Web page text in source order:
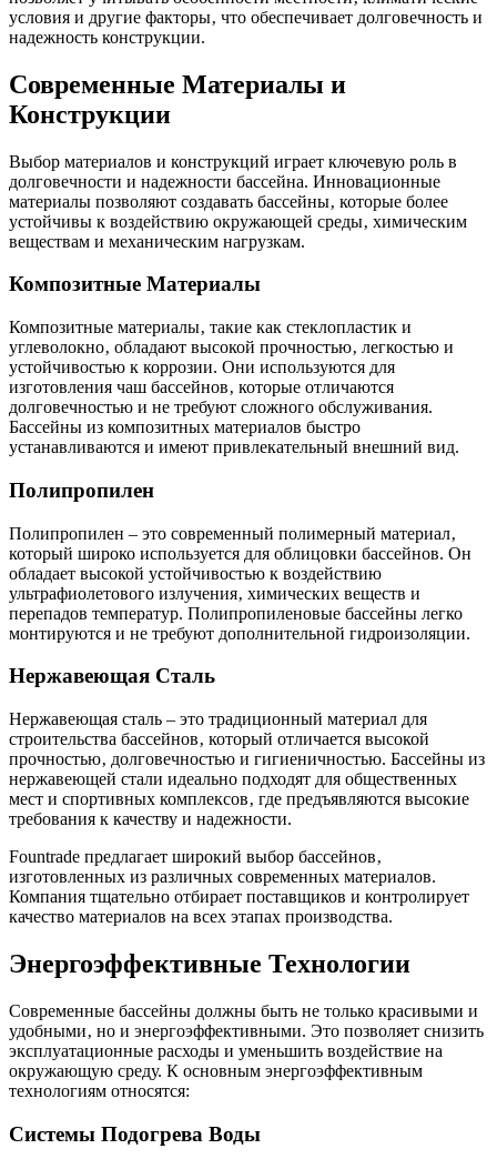
условия и другие факторы‚ что обеспечивает долговечность и
надежность конструкции.
Современные Материалы и
Конструкции
Выбор материалов и конструкций играет ключевую роль в
долговечности и надежности бассейна. Инновационные
материалы позволяют создавать бассейны‚ которые более
устойчивы к воздействию окружающей среды‚ химическим
веществам и механическим нагрузкам.
Композитные Материалы
Композитные материалы‚ такие как стеклопластик и
углеволокно‚ обладают высокой прочностью‚ легкостью и
устойчивостью к коррозии. Они используются для
изготовления чаш бассейнов‚ которые отличаются
долговечностью и не требуют сложного обслуживания.
Бассейны из композитных материалов быстро
устанавливаются и имеют привлекательный внешний вид.
Полипропилен
Полипропилен – это современный полимерный материал‚
который широко используется для облицовки бассейнов. Он
обладает высокой устойчивостью к воздействию
ультрафиолетового излучения‚ химических веществ и
перепадов температур. Полипропиленовые бассейны легко
монтируются и не требуют дополнительной гидроизоляции.
Нержавеющая Сталь
Нержавеющая сталь – это традиционный материал для
строительства бассейнов‚ который отличается высокой
прочностью‚ долговечностью и гигиеничностью. Бассейны из
нержавеющей стали идеально подходят для общественных
мест и спортивных комплексов‚ где предъявляются высокие
требования к качеству и надежности.
Fountrade предлагает широкий выбор бассейнов‚
изготовленных из различных современных материалов.
Компания тщательно отбирает поставщиков и контролирует
качество материалов на всех этапах производства.
Энергоэффективные Технологии
Современные бассейны должны быть не только красивыми и
удобными‚ но и энергоэффективными. Это позволяет снизить
эксплуатационные расходы и уменьшить воздействие на
окружающую среду. К основным энергоэффективным
технологиям относятся:
Системы Подогрева Воды